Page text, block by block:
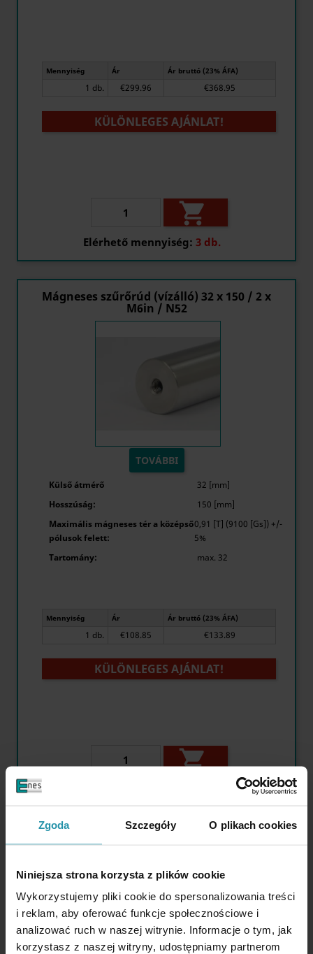
Zgoda Szczegóły O plikach cookies
Niniejsza strona korzysta z plików cookie
Wykorzystujemy pliki cookie do spersonalizowania treści
i reklam, aby oferować funkcje społecznościowe i
analizować ruch w naszej witrynie. Informacje o tym, jak
korzystasz z naszej witryny, udostępniamy partnerom
Mennyiség Ár Ár bruttó (23% ÁFA)
1 db. €299.96 €368.95
KÜLÖNLEGES AJÁNLAT!

Elérhető mennyiség: 3 db.
Mágneses szűrőrúd (vízálló) 32 x 150 / 2 x
M6in / N52
TOVÁBBI
Külső átmérő
32 [mm]
Hosszúság:
150 [mm]
Maximális mágneses tér a középső
pólusok felett:
0,91 [T] (9100 [Gs]) +/-
5%
Tartomány:
max. 32
Mennyiség Ár Ár bruttó (23% ÁFA)
1 db. €108.85 €133.89
KÜLÖNLEGES AJÁNLAT!

Mágneses szűrőrúd (vízálló) 25 x 250 / 2 x